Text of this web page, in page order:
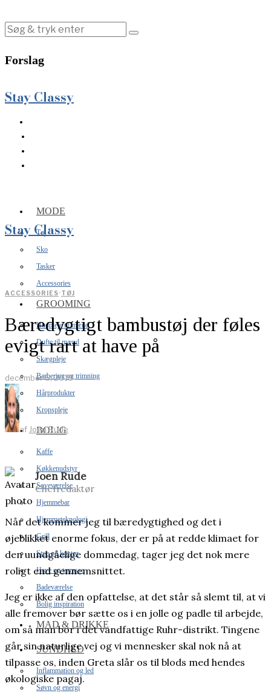
Forslag
Stay Classy
MODE
Tøj
Sko
Tasker
Accessories
GROOMING
Hudpleje til mænd
Dufte til mænd
Skægpleje
Barbering og trimning
Hårprodukter
Kropspleje
BOLIG
Kaffe
Køkkenudstyr
Soveværelse
Hjemmebar
Hjemmeteknologi
Grill
Stue og kontor
Have og terrasse
Badeværelse
Bolig inspiration
MAD & DRIKKE
SUNDHED
Inflammation og led
Søvn og energi
Stay Classy
ACCESSORIES·TØJ
Bæredygtigt bambustøj der føles
evigt rart at have på
december 5, 2019
afJoen Rude
Joen Rude
Chefredaktør
Når det kommer jeg til bæredygtighed og det i
øjeblikket enorme fokus, der er på at redde klimaet for
den uundgåelige dommedag, tager jeg det nok mere
roligt end gennemsnittet.
Jeg er ikke af den opfattelse, at det står så slemt til, at vi
alle fremover bør sætte os i en jolle og padle til arbejde,
om så man bor i det vandfattige Ruhr-distrikt. Tingene
går sin naturlige vej og vi mennesker skal nok nå at
tilpasse os, inden Greta slår os til blods med hendes
økologiske pagaj.